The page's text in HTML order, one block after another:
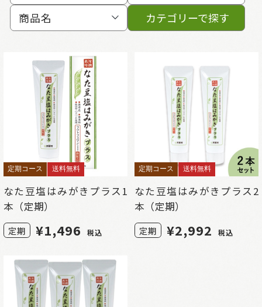
商品名
カテゴリーで探す
定期コース 送料無料
なた豆塩はみがきプラス1
本（定期）
定期 ¥1,496 税込
定期コース 送料無料
なた豆塩はみがきプラス2
本（定期）
定期 ¥2,992 税込